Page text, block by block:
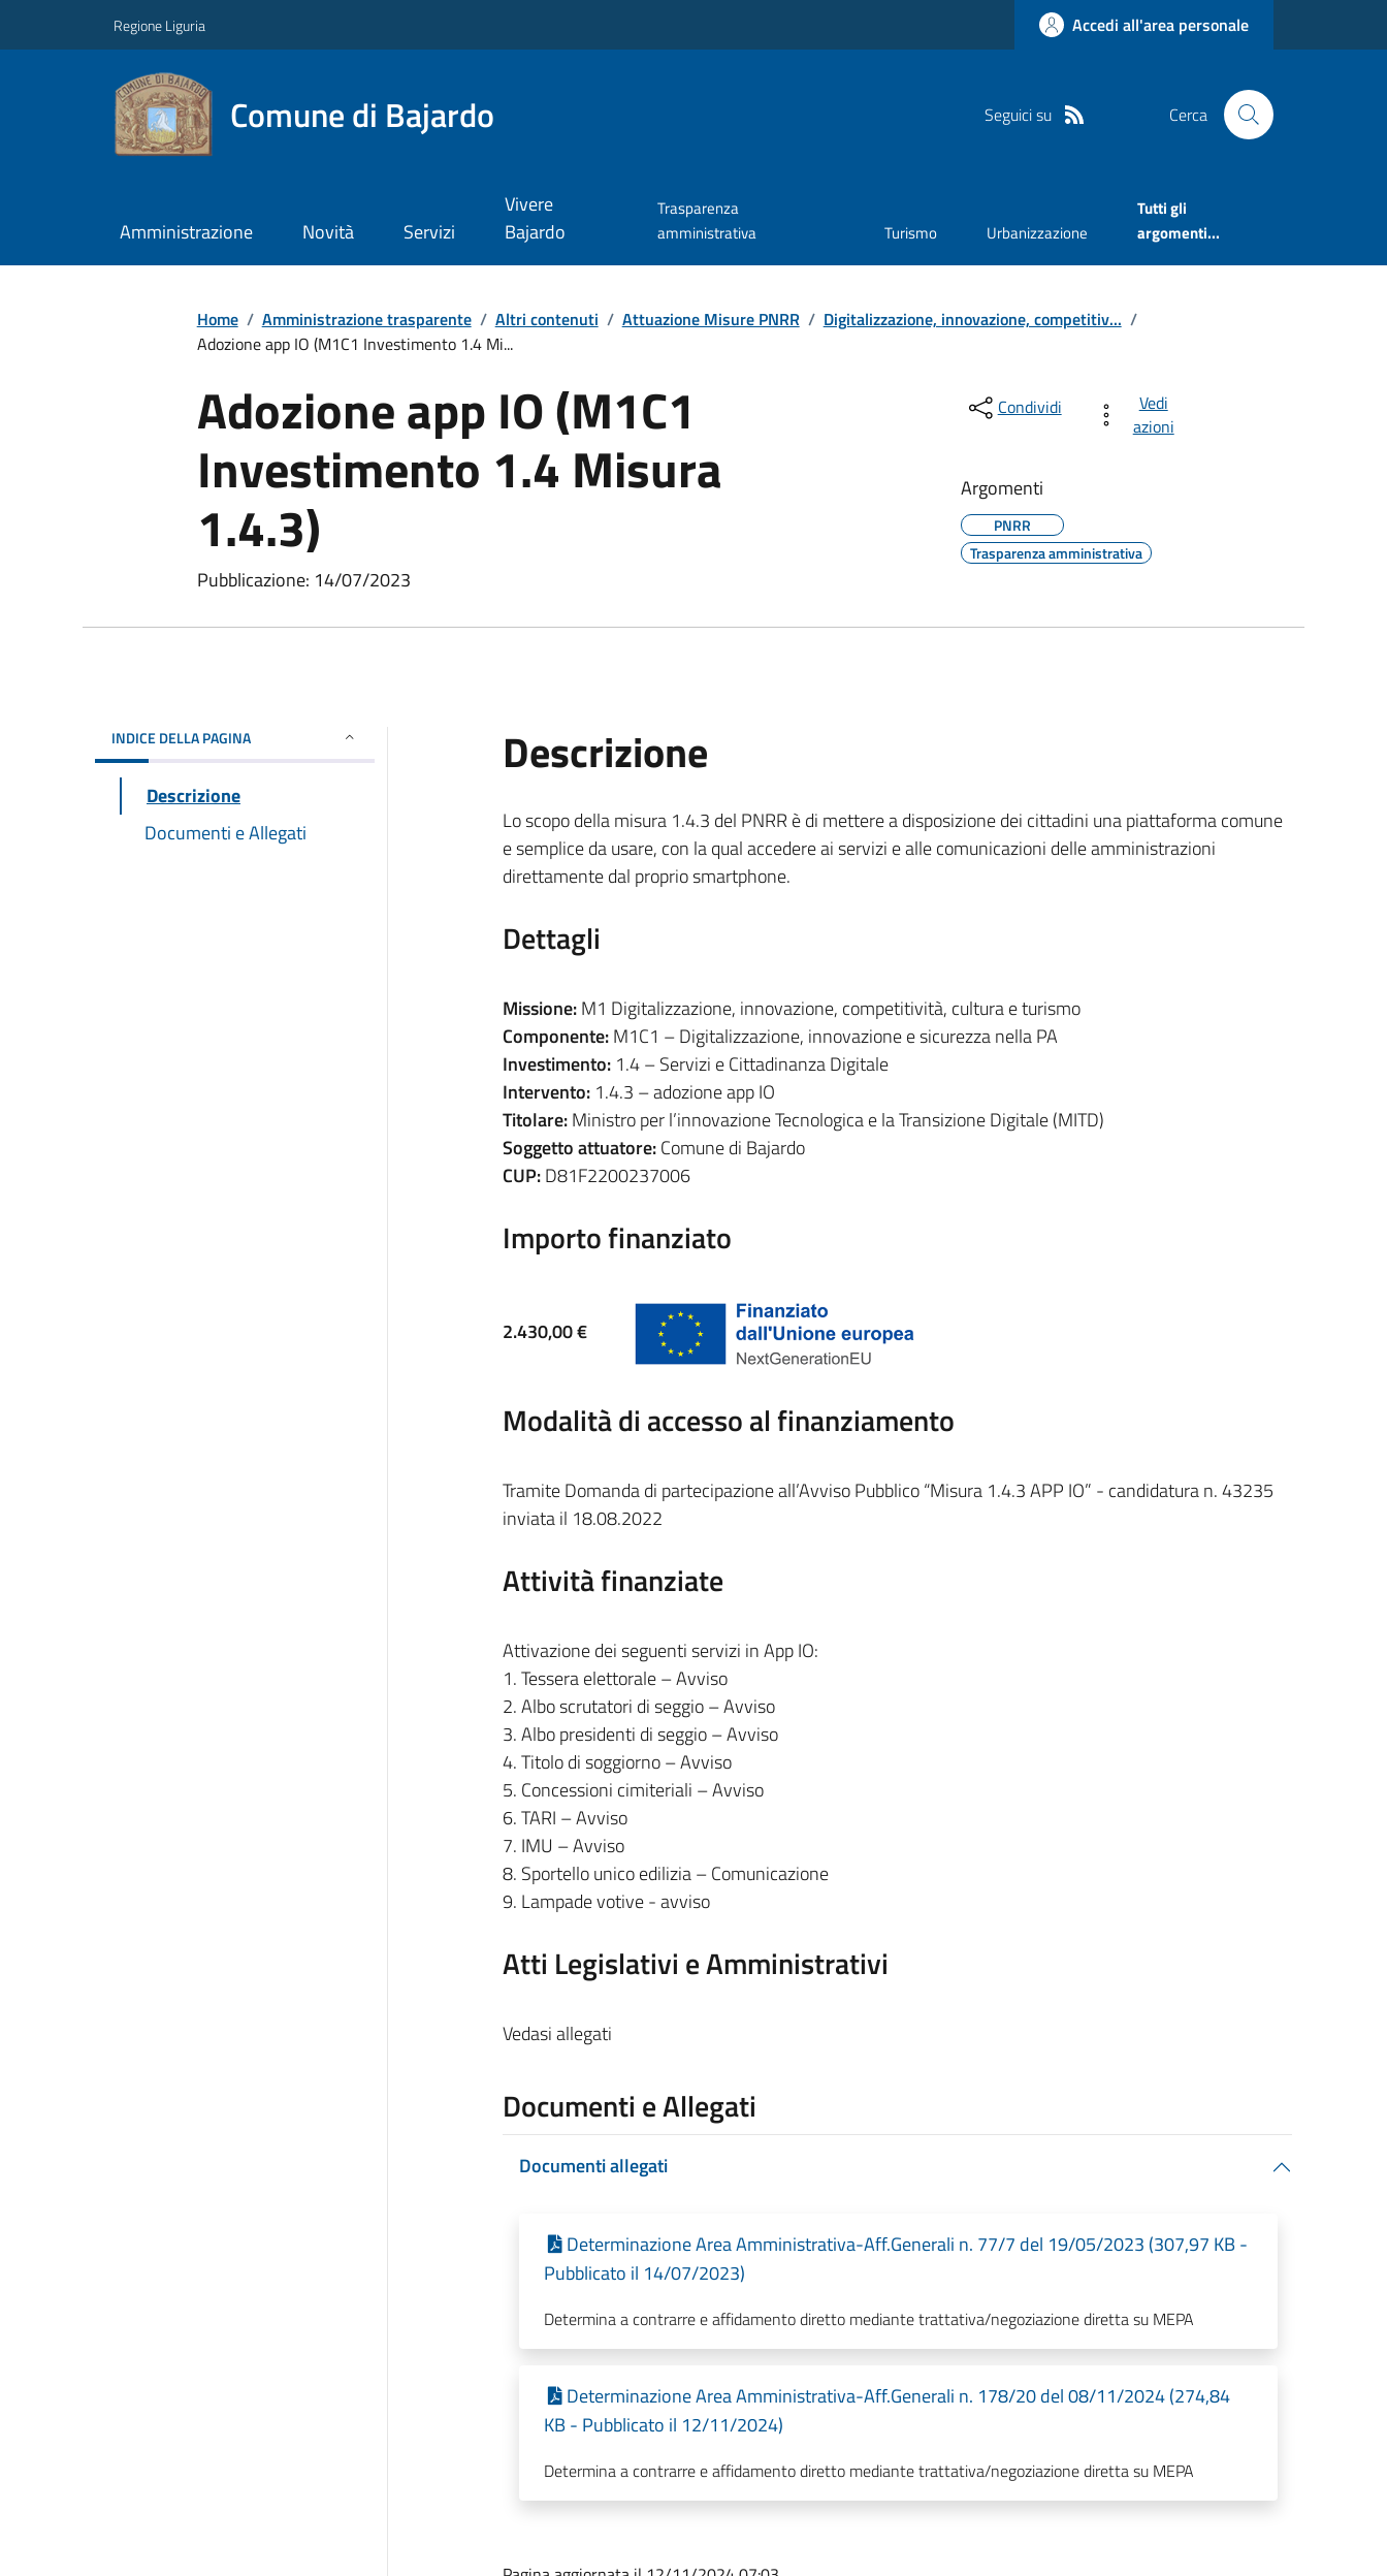
Regione Liguria Accedi all'area personale
Comune di Bajardo Seguici su Cerca
Amministrazione Novità Servizi
Vivere
Bajardo
Trasparenza
amministrativa
Turismo Urbanizzazione
Tutti gli
argomenti...
Home / Amministrazione trasparente / Altri contenuti / Attuazione Misure PNRR / Digitalizzazione, innovazione, competitiv... /
Adozione app IO (M1C1 Investimento 1.4 Mi...
Adozione app IO (M1C1
Investimento 1.4 Misura
1.4.3)
Pubblicazione: 14/07/2023
Condividi
Vedi
azioni
Argomenti
PNRR
Trasparenza amministrativa
INDICE DELLA PAGINA
Descrizione
Documenti e Allegati
Descrizione
Lo scopo della misura 1.4.3 del PNRR è di mettere a disposizione dei cittadini una piattaforma comune
e semplice da usare, con la qual accedere ai servizi e alle comunicazioni delle amministrazioni
direttamente dal proprio smartphone.
Dettagli
Missione:M1 Digitalizzazione, innovazione, competitività, cultura e turismo
Componente:M1C1 – Digitalizzazione, innovazione e sicurezza nella PA
Investimento:1.4 – Servizi e Cittadinanza Digitale
Intervento:1.4.3 – adozione app IO
Titolare:Ministro per l’innovazione Tecnologica e la Transizione Digitale (MITD)
Soggetto attuatore:Comune di Bajardo
CUP:D81F2200237006
Importo finanziato
2.430,00 €
Modalità di accesso al finanziamento
Tramite Domanda di partecipazione all’Avviso Pubblico “Misura 1.4.3 APP IO” - candidatura n. 43235
inviata il 18.08.2022
Attività finanziate
Attivazione dei seguenti servizi in App IO:
1. Tessera elettorale – Avviso
2. Albo scrutatori di seggio – Avviso
3. Albo presidenti di seggio – Avviso
4. Titolo di soggiorno – Avviso
5. Concessioni cimiteriali – Avviso
6. TARI – Avviso
7. IMU – Avviso
8. Sportello unico edilizia – Comunicazione
9. Lampade votive - avviso
Atti Legislativi e Amministrativi
Vedasi allegati
Documenti e Allegati
Documenti allegati
Determinazione Area Amministrativa-Aff.Generali n. 77/7 del 19/05/2023 (307,97 KB -
Pubblicato il 14/07/2023)
Determina a contrarre e affidamento diretto mediante trattativa/negoziazione diretta su MEPA
Determinazione Area Amministrativa-Aff.Generali n. 178/20 del 08/11/2024 (274,84
KB - Pubblicato il 12/11/2024)
Determina a contrarre e affidamento diretto mediante trattativa/negoziazione diretta su MEPA